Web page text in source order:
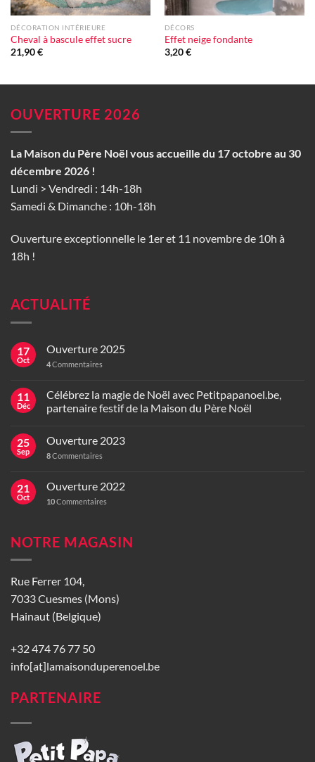
DÉCORATION INTÉRIEURE
Cheval à bascule effet sucre
21,90€
DÉCORS
Effet neige fondante
3,20€
OUVERTURE 2026
La Maison du Père Noël vous accueille du 17 octobre au 30
décembre 2026 !
Lundi > Vendredi : 14h-18h
Samedi & Dimanche : 10h-18h
Ouverture exceptionnelle le 1er et 11 novembre de 10h à
18h !
ACTUALITÉ
17
Oct
Ouverture 2025
4Commentaires
11
Déc
Célébrez la magie de Noël avec Petitpapanoel.be,
partenaire festif de la Maison du Père Noël
25
Sep
Ouverture 2023
8Commentaires
21
Oct
Ouverture 2022
10Commentaires
NOTRE MAGASIN
Rue Ferrer 104,
7033 Cuesmes (Mons)
Hainaut (Belgique)
+32 474 76 77 50
info[at]lamaisonduperenoel.be
PARTENAIRE